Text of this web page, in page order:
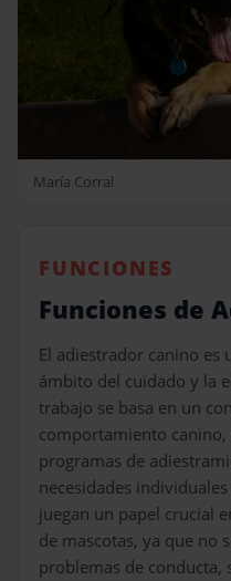
María Corral
FUNCIONES
Funciones de
El adiestrador canino es
ámbito del cuidado y la
trabajo se basa en un
comportamiento
programas de
necesidades
juegan un papel crucial
de mascotas, ya que no
problemas de